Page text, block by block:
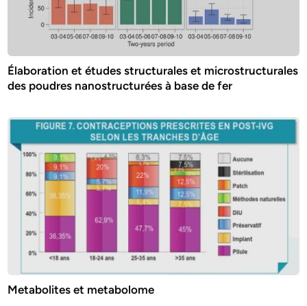
Élaboration et études structurales et microstructurales
des poudres nanostructurées à base de fer
Metabolites et metabolome